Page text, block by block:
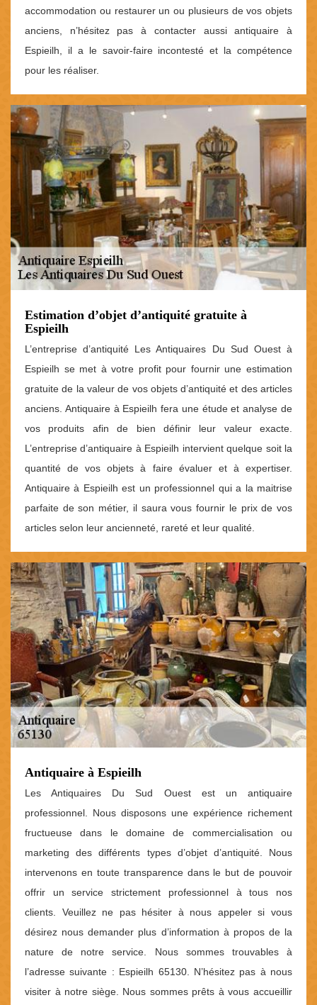
accommodation ou restaurer un ou plusieurs de vos objets
anciens, n’hésitez pas à contacter aussi antiquaire à
Espieilh, il a le savoir-faire incontesté et la compétence
pour les réaliser.
Estimation d’objet d’antiquité gratuite à
Espieilh
L’entreprise d’antiquité Les Antiquaires Du Sud Ouest à
Espieilh se met à votre profit pour fournir une estimation
gratuite de la valeur de vos objets d’antiquité et des articles
anciens. Antiquaire à Espieilh fera une étude et analyse de
vos produits afin de bien définir leur valeur exacte.
L’entreprise d’antiquaire à Espieilh intervient quelque soit la
quantité de vos objets à faire évaluer et à expertiser.
Antiquaire à Espieilh est un professionnel qui a la maitrise
parfaite de son métier, il saura vous fournir le prix de vos
articles selon leur ancienneté, rareté et leur qualité.
Antiquaire à Espieilh
Les Antiquaires Du Sud Ouest est un antiquaire
professionnel. Nous disposons une expérience richement
fructueuse dans le domaine de commercialisation ou
marketing des différents types d’objet d’antiquité. Nous
intervenons en toute transparence dans le but de pouvoir
offrir un service strictement professionnel à tous nos
clients. Veuillez ne pas hésiter à nous appeler si vous
désirez nous demander plus d’information à propos de la
nature de notre service. Nous sommes trouvables à
l’adresse suivante : Espieilh 65130. N’hésitez pas à nous
visiter à notre siège. Nous sommes prêts à vous accueillir